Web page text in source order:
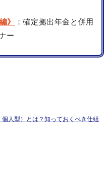
》
：確定拠出年金と併用
ー
人型）とは？知っておくべき仕組